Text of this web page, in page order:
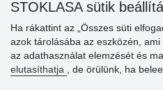
STOKLASA sütik
Ha rákattint az „Összes süti
azok tárolásába az eszközén,
az adathasználat elemzését és
elutasíthatja
, de örülünk, ha